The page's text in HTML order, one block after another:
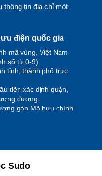
thông tin địa chỉ một
điện quốc gia
mã vùng, Việt Nam
số từ 0-9).
tỉnh, thành phố trực
tiên xác định quận,
đương.
gán Mã bưu chính
Sudo